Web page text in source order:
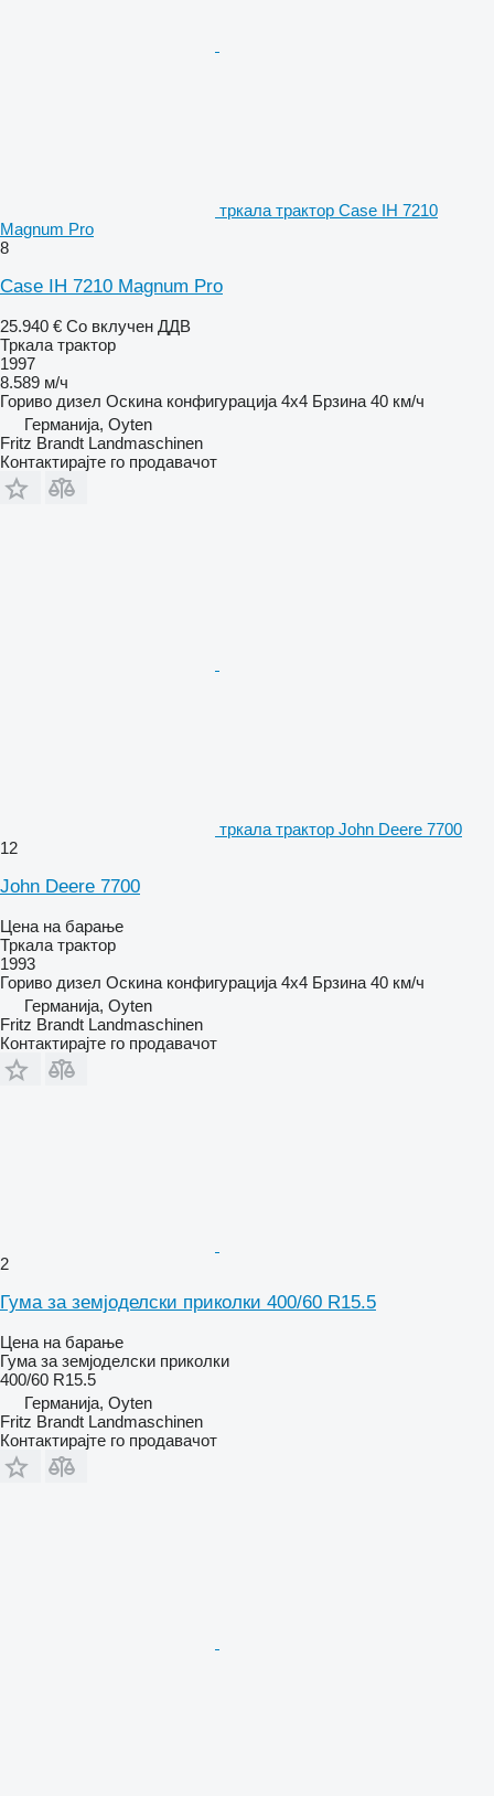
тркала трактор Case IH 7210
Magnum Pro
8
Case IH 7210 Magnum Pro
25.940 € Со вклучен ДДВ
Тркала трактор
1997
8.589 м/ч
Гориво дизел Оскина конфигурација 4x4 Брзина 40 км/ч
Германија, Oyten
Fritz Brandt Landmaschinen
Контактирајте го продавачот
тркала трактор John Deere 7700
12
John Deere 7700
Цена на барање
Тркала трактор
1993
Гориво дизел Оскина конфигурација 4x4 Брзина 40 км/ч
Германија, Oyten
Fritz Brandt Landmaschinen
Контактирајте го продавачот
2
Гума за земјоделски приколки 400/60 R15.5
Цена на барање
Гума за земјоделски приколки
400/60 R15.5
Германија, Oyten
Fritz Brandt Landmaschinen
Контактирајте го продавачот